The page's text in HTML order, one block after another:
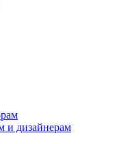
и дизайнерам